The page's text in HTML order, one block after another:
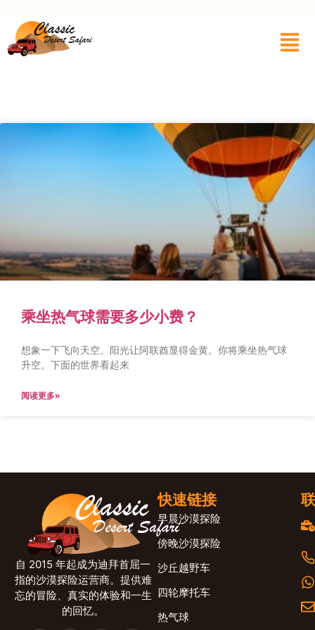
乘坐热气球需要多少小费？
想象一下飞向天空。阳光让阿联酋显得金黄。你将乘坐热气球
升空。下面的世界看起来
阅读更多»
自 2015 年起成为迪拜首屈一
指的沙漠探险运营商。提供难
忘的冒险、真实的体验和一生
的回忆。
快速链接
早晨沙漠探险
傍晚沙漠探险
沙丘越野车
四轮摩托车
热气球